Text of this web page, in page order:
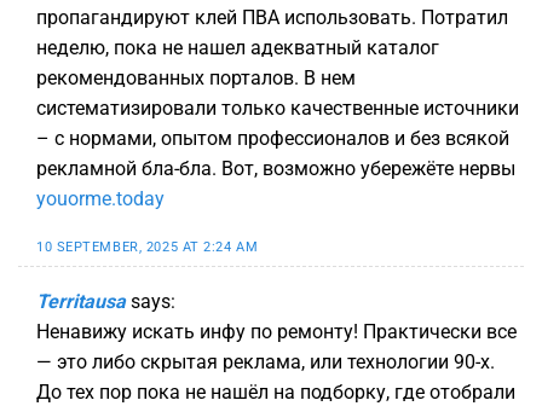
пропагандируют клей ПВА использовать. Потратил
неделю, пока не нашел адекватный каталог
рекомендованных порталов. В нем
систематизировали только качественные источники
– с нормами, опытом профессионалов и без всякой
рекламной бла-бла. Вот, возможно убережёте нервы
youorme.today
10 SEPTEMBER, 2025 AT 2:24 AM
Territausa says:
Ненавижу искать инфу по ремонту! Практически все
— это либо скрытая реклама, или технологии 90-х.
До тех пор пока не нашёл на подборку, где отобрали